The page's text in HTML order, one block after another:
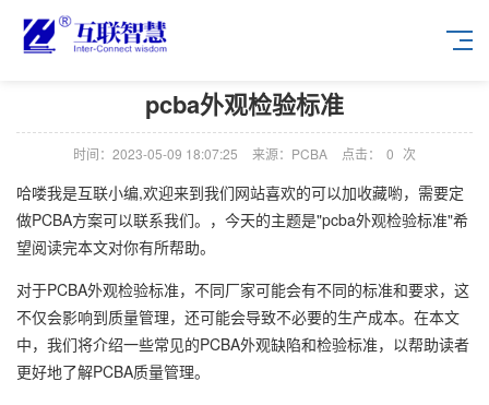
pcba外观检验标准
时间：2023-05-09 18:07:25 来源：PCBA 点击： 0 次
哈喽我是互联小编,欢迎来到我们网站喜欢的可以加收藏喲，需要定
做PCBA方案可以联系我们。，今天的主题是"pcba外观检验标准"希
望阅读完本文对你有所帮助。
对于PCBA外观检验标准，不同厂家可能会有不同的标准和要求，这
不仅会影响到质量管理，还可能会导致不必要的生产成本。在本文
中，我们将介绍一些常见的PCBA外观缺陷和检验标准，以帮助读者
更好地了解PCBA质量管理。